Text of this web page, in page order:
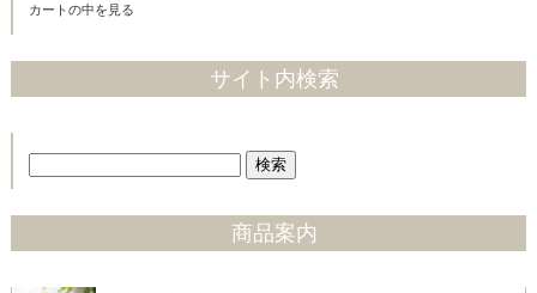
カートの中を見る
サイト内検索
商品案内